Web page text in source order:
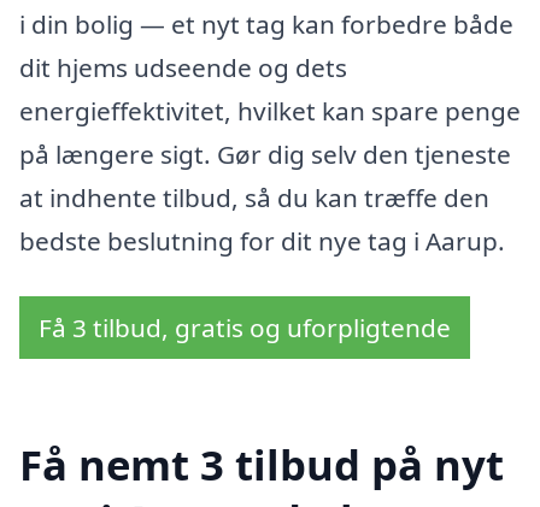
i din bolig — et nyt tag kan forbedre både
dit hjems udseende og dets
energieffektivitet, hvilket kan spare penge
på længere sigt. Gør dig selv den tjeneste
at indhente tilbud, så du kan træffe den
bedste beslutning for dit nye tag i Aarup.
Få 3 tilbud, gratis og uforpligtende
Få nemt 3 tilbud på nyt